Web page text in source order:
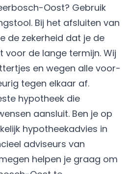
Oost? Gebruik
Bij het afsluiten van
de zekerheid dat je de
voor de lange termijn. Wij
en wegen alle voor-
tegen elkaar af.
hypotheek die
aansluit. Ben je op
hypotheekadvies in
adviseurs van
helpen je graag om